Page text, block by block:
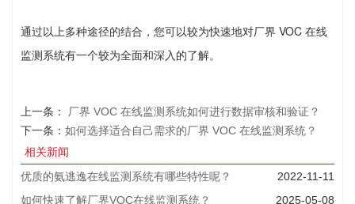
通过以上多种途径的结合，您可以较为快速地对厂界 VOC 在线
监测系统有一个较为全面和深入的了解。
上一条： 厂界 VOC 在线监测系统如何进行数据审核和验证？
下一条： 如何选择适合自己需求的厂界 VOC 在线监测系统？
相关新闻
优质的氨逃逸在线监测系统有哪些特性呢？
2022-11-11
如何快速了解厂界VOC在线监测系统？
2025-05-08